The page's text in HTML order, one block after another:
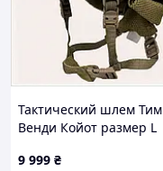
Тактический шлем Тим
Венди Койот размер L
9 999 ₴